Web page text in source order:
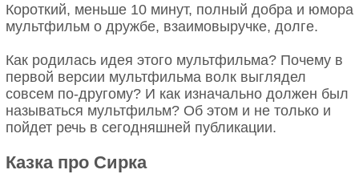
Короткий, меньше 10 минут, полный добра и юмора
мультфильм о дружбе, взаимовыручке, долге.
Как родилась идея этого мультфильма? Почему в
первой версии мультфильма волк выглядел
совсем по-другому? И как изначально должен был
называться мультфильм? Об этом и не только и
пойдет речь в сегодняшней публикации.
Казка про Сирка